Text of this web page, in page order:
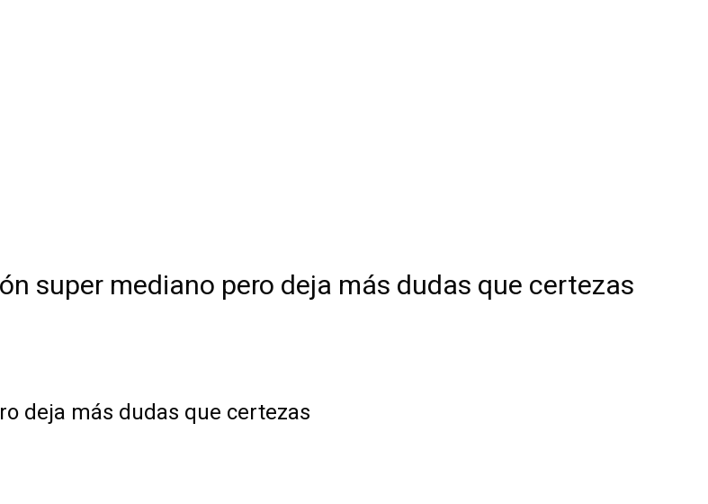
super mediano pero deja más dudas que certezas
deja más dudas que certezas